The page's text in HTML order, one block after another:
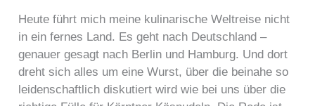
Heute führt mich meine kulinarische Weltreise nicht
in ein fernes Land. Es geht nach Deutschland –
genauer gesagt nach Berlin und Hamburg. Und dort
dreht sich alles um eine Wurst, über die beinahe so
leidenschaftlich diskutiert wird wie bei uns über die